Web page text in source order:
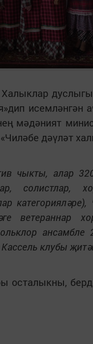
Халыклар
исемләнгән
мәдәният
дәүләт
чыкты, алар
солистлар,
ветераннар
ансамбле
клубы